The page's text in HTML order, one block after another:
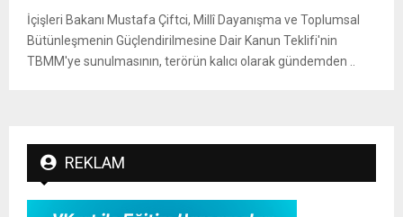
İçişleri Bakanı Mustafa Çiftci, Millî Dayanışma ve Toplumsal
Bütünleşmenin Güçlendirilmesine Dair Kanun Teklifi'nin
TBMM'ye sunulmasının, terörün kalıcı olarak gündemden ..
REKLAM